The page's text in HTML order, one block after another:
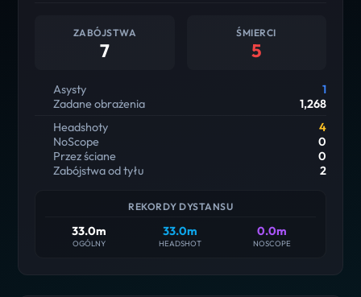
ZABÓJSTWA
7
ŚMIERCI
5
Asysty
1
Zadane obrażenia
1,268
Headshoty
4
NoScope
0
Przez ściane
0
Zabójstwa od tyłu
2
REKORDY DYSTANSU
33.0m
OGÓLNY
33.0m
HEADSHOT
0.0m
NOSCOPE